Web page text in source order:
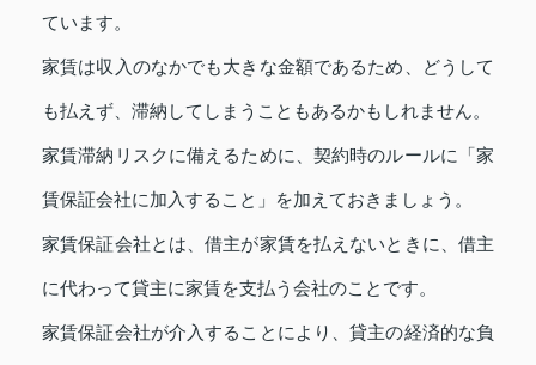
ています。
家賃は収入のなかでも大きな金額であるため、どうして
も払えず、滞納してしまうこともあるかもしれません。
家賃滞納リスクに備えるために、契約時のルールに「家
賃保証会社に加入すること」を加えておきましょう。
家賃保証会社とは、借主が家賃を払えないときに、借主
に代わって貸主に家賃を支払う会社のことです。
家賃保証会社が介入することにより、貸主の経済的な負